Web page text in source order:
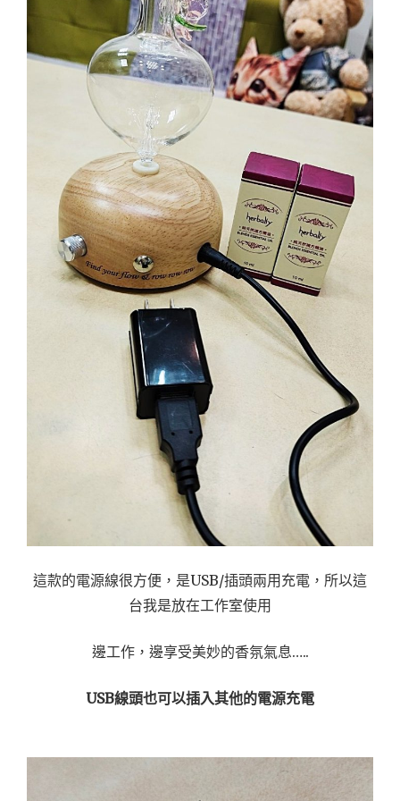
這款的電源線很方便，是USB/插頭兩用充電，所以這
台我是放在工作室使用
邊工作，邊享受美妙的香氛氣息…..
USB線頭也可以插入其他的電源充電